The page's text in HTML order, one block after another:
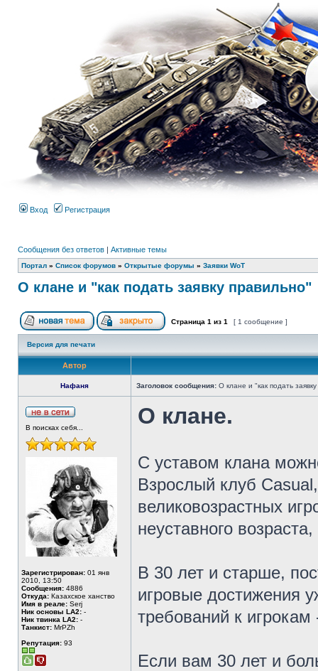
Вход Регистрация
Сообщения без ответов | Активные темы
Портал » Список форумов » Открытые форумы » Заявки WoT
О клане и "как подать заявку правильно"
Страница 1 из 1 [ 1 сообщение ]
Версия для печати
Автор
Нафаня Заголовок сообщения: О клане и "как подать
В поисках себя...
Зарегистрирован: 01 янв
2010, 13:50
Сообщения: 4886
Откуда: Казахское ханство
Имя в реале: Serj
Ник основы LA2: -
Ник твинка LA2: -
Танкист: MrPZh
Репутация: 93
О клане.
С уставом клана
Взрослый клуб
великовозрастных
неуставного
В 30 лет и старше,
игровые достижения
требований к
Если вам 30 лет и